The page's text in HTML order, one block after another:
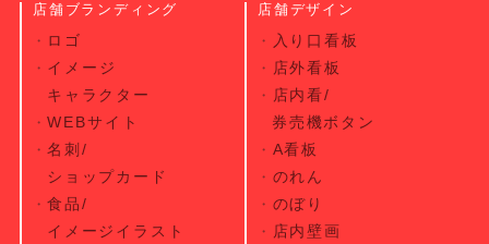
店舗ブランディング
ロゴ
イメージ
キャラクター
WEBサイト
名刺/
ショップカード
食品/
イメージイラスト
店舗デザイン
入り口看板
店外看板
店内看/
券売機ボタン
A看板
のれん
のぼり
店内壁画